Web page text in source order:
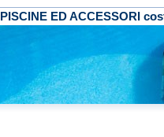
PISCINE ED ACCESSORI